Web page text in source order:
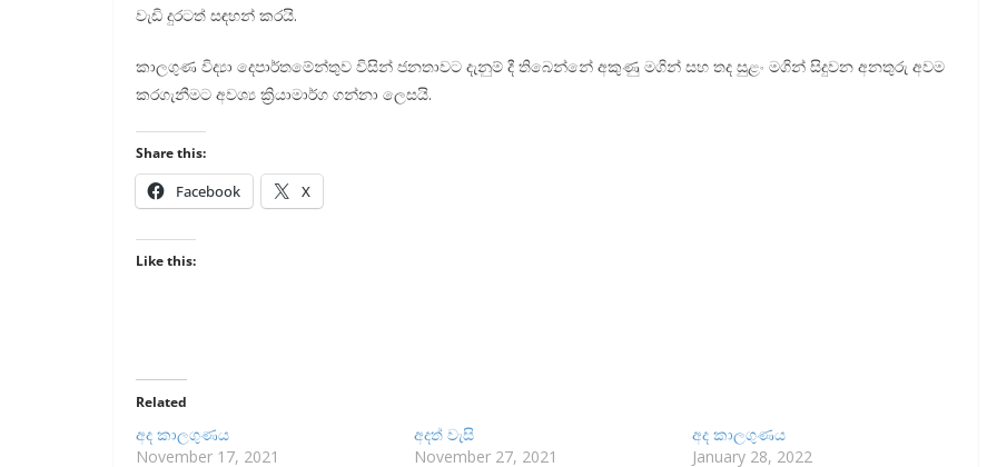
වැඩි දුරටත් සඳහන් කරයි.
කාලගුණ විද්‍යා දෙපාර්තමේන්තුව විසින් ජනතාවට දැනුම් දී තිබෙන්නේ අකුණු මගින් සහ තද සුළං මගින් සිදුවන අනතුරු අවම
කරගැනීමට අවශ්‍ය ක්‍රියාමාර්ග ගන්නා ලෙසයි.
Share this:
Facebook X
Like this:
Related
අද කාලගුණය
November 17, 2021
අදත් වැසි
November 27, 2021
අද කාලගුණය
January 28, 2022